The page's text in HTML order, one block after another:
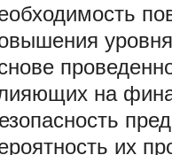
на
их